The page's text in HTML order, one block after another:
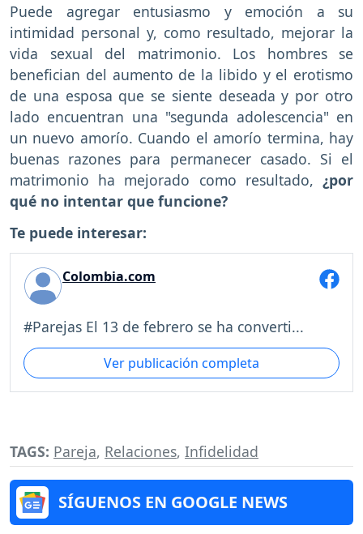
Puede agregar entusiasmo y emoción a su
intimidad personal y, como resultado, mejorar la
vida sexual del matrimonio. Los hombres se
benefician del aumento de la libido y el erotismo
de una esposa que se siente deseada y por otro
lado encuentran una "segunda adolescencia" en
un nuevo amorío. Cuando el amorío termina, hay
buenas razones para permanecer casado. Si el
matrimonio ha mejorado como resultado, ¿por
qué no intentar que funcione?
Te puede interesar:
Colombia.com
#Parejas El 13 de febrero se ha converti...
Ver publicación completa
TAGS: Pareja, Relaciones, Infidelidad
SÍGUENOS EN GOOGLE NEWS